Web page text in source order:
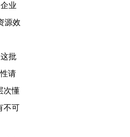
业
源效
批
请
次懂
不可